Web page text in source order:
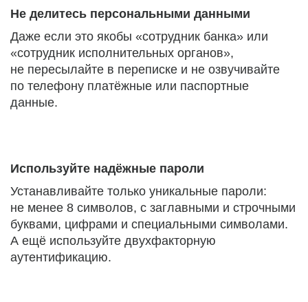
Не делитесь персональными данными
Даже если это якобы «сотрудник банка» или
«сотрудник исполнительных органов»,
не пересылайте в переписке и не озвучивайте
по телефону платёжные или паспортные
данные.
Используйте надёжные пароли
Устанавливайте только уникальные пароли:
не менее 8 символов, с заглавными и строчными
буквами, цифрами и специальными символами.
А ещё используйте двухфакторную
аутентификацию.